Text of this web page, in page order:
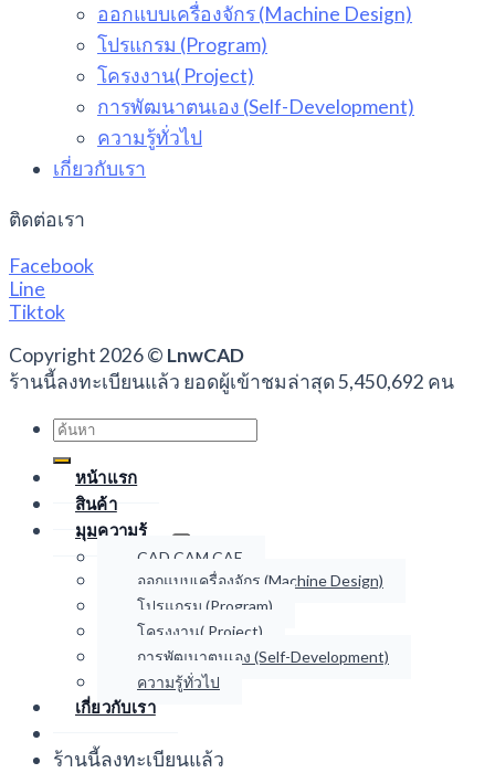
ออกแบบเครื่องจักร (Machine Design)
โปรแกรม (Program)
โครงงาน( Project)
การพัฒนาตนเอง (Self-Development)
ความรู้ทั่วไป
เกี่ยวกับเรา
ติดต่อเรา
Facebook
Line
Tiktok
Copyright 2026 © LnwCAD
ร้านนี้ลงทะเบียนแล้ว ยอดผู้เข้าชมล่าสุด 5,450,692 คน
Search
หน้าแรก
สินค้า
มุมความรู้
CAD CAM CAE
ออกแบบเครื่องจักร (Machine Design)
โปรแกรม (Program)
โครงงาน( Project)
การพัฒนาตนเอง (Self-Development)
ความรู้ทั่วไป
เกี่ยวกับเรา
ร้านนี้ลงทะเบียนแล้ว